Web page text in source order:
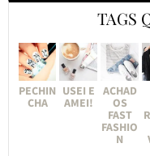
TAGS
PECHIN
CHA
USEI E
AMEI!
ACHAD
OS
FAST
FASHIO
N